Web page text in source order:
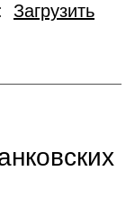
Загрузить